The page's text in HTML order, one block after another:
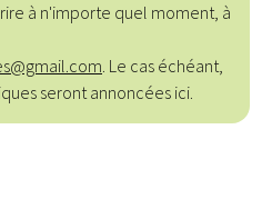
à n'importe quel moment, à
. Le cas échéant,
seront annoncées ici.